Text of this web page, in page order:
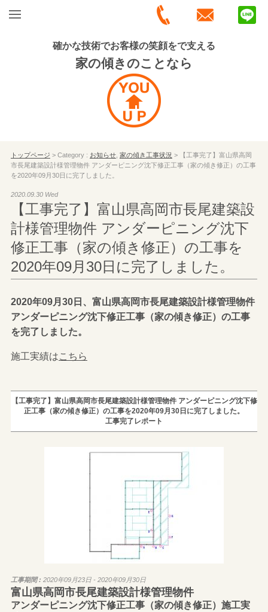
確かな技術でお客様の笑顔をで支える
家の傾きのことなら
トップページ > Category : お知らせ, 家の傾き工事状況 > 【工事完了】富山県高岡
市長尾建築設計様管理物件 アンダーピニング沈下修正工事（家の傾き修正）の工事
を2020年09月30日に完了しました。
2020.09.30 Wed
【工事完了】富山県高岡市長尾建築設
計様管理物件 アンダーピニング沈下
修正工事（家の傾き修正）の工事を
2020年09月30日に完了しました。
2020年09月30日、富山県高岡市長尾建築設計様管理物件
アンダーピニング沈下修正工事（家の傾き修正）の工事
を完了しました。
施工実績はこちら
【工事完了】富山県高岡市長尾建築設計様管理物件 アンダーピニング沈下修
正工事（家の傾き修正）の工事を2020年09月30日に完了しました。
工事完了レポート
工事期間 : 2020年09月23日 - 2020年09月30日
富山県高岡市長尾建築設計様管理物件
アンダーピニング沈下修正工事（家の傾き修正）施工実